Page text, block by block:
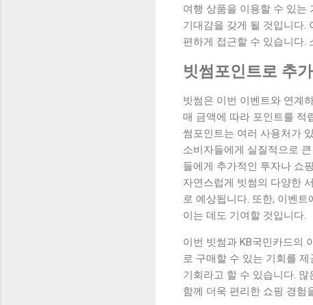
여행 상품을 이용할 수 있는
기대감을 갖게 될 것입니다.
편하게 접근할 수 있습니다.
빗썸포인트로 추
빗썸은 이번 이벤트와 연계
매 금액에 따라 포인트를 적
썸포인트는 여러 사용처가
소비자들에게 실질적으로
들에게 추가적인 투자나 쇼
자연스럽게 빗썸의 다양한
로 예상됩니다. 또한, 이벤
이는 데도 기여할 것입니다.
이번 빗썸과 KB국민카드의
로 구매할 수 있는 기회를
기회라고 할 수 있습니다.
함께 더욱 편리한 쇼핑 경험